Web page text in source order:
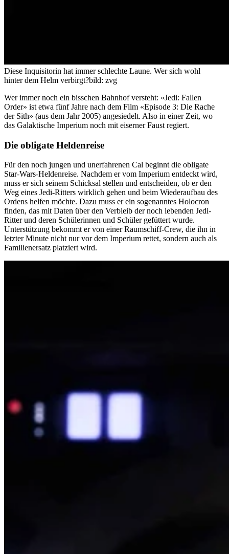
Diese Inquisitorin hat immer schlechte Laune. Wer sich wohl
hinter dem Helm verbirgt?bild: zvg
Wer immer noch ein bisschen Bahnhof versteht: «Jedi: Fallen
Order» ist etwa fünf Jahre nach dem Film «Episode 3: Die Rache
der Sith» (aus dem Jahr 2005) angesiedelt. Also in einer Zeit, wo
das Galaktische Imperium noch mit eiserner Faust regiert.
Die obligate Heldenreise
Für den noch jungen und unerfahrenen Cal beginnt die obligate
Star-Wars-Heldenreise. Nachdem er vom Imperium entdeckt wird,
muss er sich seinem Schicksal stellen und entscheiden, ob er den
Weg eines Jedi-Ritters wirklich gehen und beim Wiederaufbau des
Ordens helfen möchte. Dazu muss er ein sogenanntes Holocron
finden, das mit Daten über den Verbleib der noch lebenden Jedi-
Ritter und deren Schülerinnen und Schüler gefüttert wurde.
Unterstützung bekommt er von einer Raumschiff-Crew, die ihn in
letzter Minute nicht nur vor dem Imperium rettet, sondern auch als
Familienersatz platziert wird.